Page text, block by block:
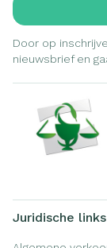
Door op
nieuwsbrief en
Juridische links